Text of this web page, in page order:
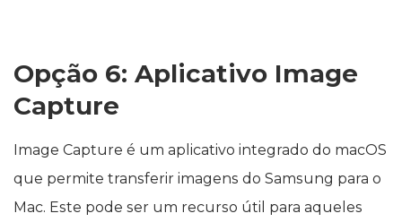
Opção 6: Aplicativo Image
Capture
Image Capture é um aplicativo integrado do macOS
que permite transferir imagens do Samsung para o
Mac. Este pode ser um recurso útil para aqueles